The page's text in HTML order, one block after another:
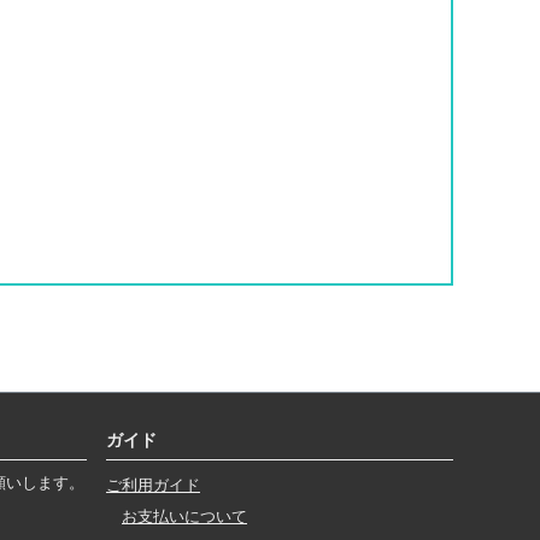
します。
ガイド
ご利用ガイド
お支払いについて